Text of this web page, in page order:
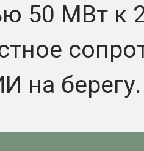
50 МВт к
на берегу.